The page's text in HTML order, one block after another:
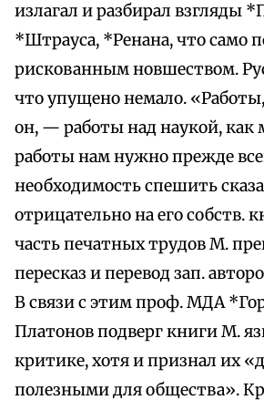
излагал и разбирал взгляды
*Штрауса, *Ренана, что само
рискованным новшеством.
что упущено немало.
он, — работы над наукой, как
работы нам нужно прежде
необходимость спешить
отрицательно на его собств.
часть печатных трудов М.
пересказ и перевод зап.
В связи с этим проф. МДА
Платонов подверг книги М.
критике, хотя и признал их
полезными для общества».